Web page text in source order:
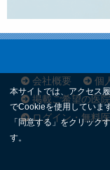
会社概要 個
掲載ご希望の医
ログイン・無料
本サイトでは、アクセス
でCookieを使用していま
「同意する」をクリック
す。